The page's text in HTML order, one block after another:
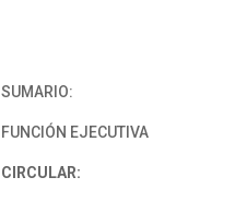
SUMARIO:
FUNCIÓN EJECUTIVA
CIRCULAR: